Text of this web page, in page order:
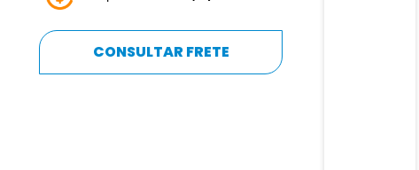
CONSULTAR FRETE